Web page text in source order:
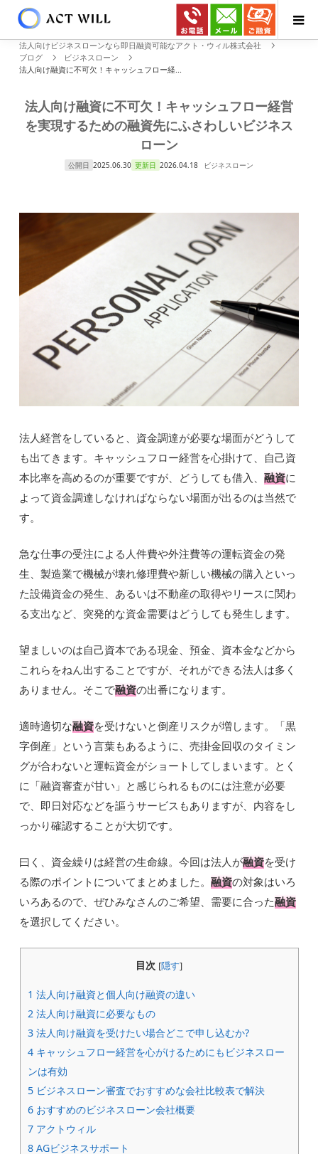
法人向けビジネスローンなら即日融資可能なアクト・ウィル株式会社
ブログ
ビジネスローン
法人向け融資に不可欠！キャッシュフロー経...
法人向け融資に不可欠！キャッシュフロー経営
を実現するための融資先にふさわしいビジネス
ローン
公開日 2025.06.30 更新日 2026.04.18 ビジネスローン
法人経営をしていると、資金調達が必要な場面がどうして
も出てきます。キャッシュフロー経営を心掛けて、自己資
本比率を高めるのが重要ですが、どうしても借入、融資に
よって資金調達しなければならない場面が出るのは当然で
す。
急な仕事の受注による人件費や外注費等の運転資金の発
生、製造業で機械が壊れ修理費や新しい機械の購入といっ
た設備資金の発生、あるいは不動産の取得やリースに関わ
る支出など、突発的な資金需要はどうしても発生します。
望ましいのは自己資本である現金、預金、資本金などから
これらをねん出することですが、それができる法人は多く
ありません。そこで融資の出番になります。
適時適切な融資を受けないと倒産リスクが増します。「黒
字倒産」という言葉もあるように、売掛金回収のタイミン
グが合わないと運転資金がショートしてしまいます。とく
に「融資審査が甘い」と感じられるものには注意が必要
で、即日対応などを謳うサービスもありますが、内容をし
っかり確認することが大切です。
曰く、資金繰りは経営の生命線。今回は法人が融資を受け
る際のポイントについてまとめました。融資の対象はいろ
いろあるので、ぜひみなさんのご希望、需要に合った融資
を選択してください。
目次 [隠す]
1 法人向け融資と個人向け融資の違い
2法人向け融資に必要なもの
3法人向け融資を受けたい場合どこで申し込むか?
4キャッシュフロー経営を心がけるためにもビジネスロー
ンは有効
5ビジネスローン審査でおすすめな会社比較表で解決
6おすすめのビジネスローン会社概要
7アクトウィル
8AGビジネスサポート